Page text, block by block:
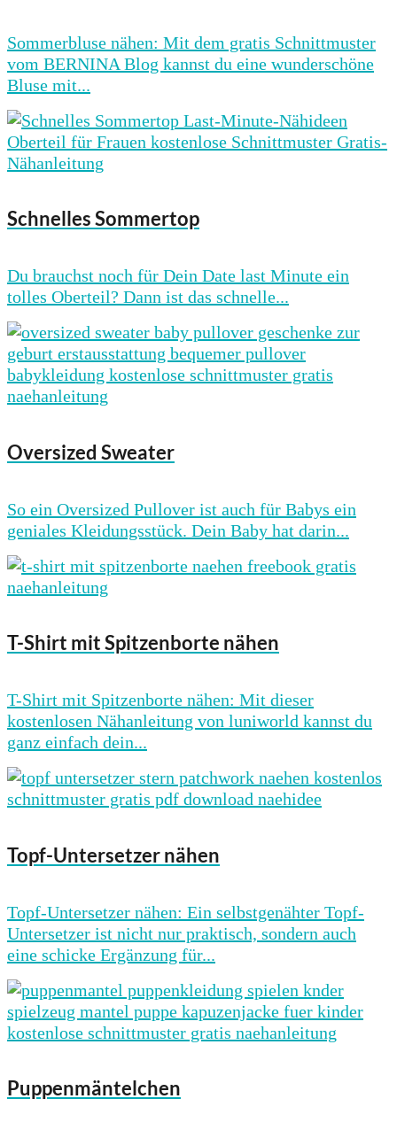
Sommerbluse nähen: Mit dem gratis Schnittmuster
vom BERNINA Blog kannst du eine wunderschöne
Bluse mit...
Schnelles Sommertop
Du brauchst noch für Dein Date last Minute ein
tolles Oberteil? Dann ist das schnelle...
Oversized Sweater
So ein Oversized Pullover ist auch für Babys ein
geniales Kleidungsstück. Dein Baby hat darin...
T-Shirt mit Spitzenborte nähen
T-Shirt mit Spitzenborte nähen: Mit dieser
kostenlosen Nähanleitung von luniworld kannst du
ganz einfach dein...
Topf-Untersetzer nähen
Topf-Untersetzer nähen: Ein selbstgenähter Topf-
Untersetzer ist nicht nur praktisch, sondern auch
eine schicke Ergänzung für...
Puppenmäntelchen